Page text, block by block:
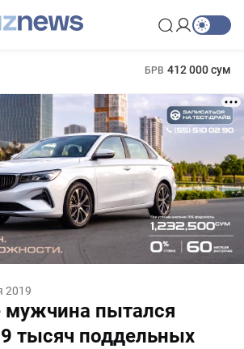
БРВ 412 000 сум
2019
мужчина пытался
тысяч поддельных